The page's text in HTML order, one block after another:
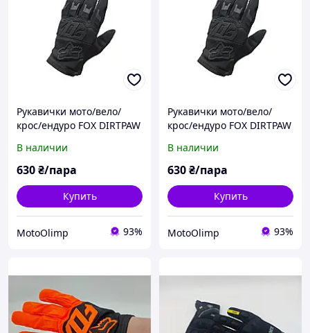
Рукавички мото/вело/
крос/ендуро FOX DIRTPAW
В наличии
630₴/пара
Купить
MotoOlimp 93%
Рукавички мото/вело/
крос/ендуро FOX DIRTPAW
XL
В наличии
630₴/пара
Купить
MotoOlimp 93%